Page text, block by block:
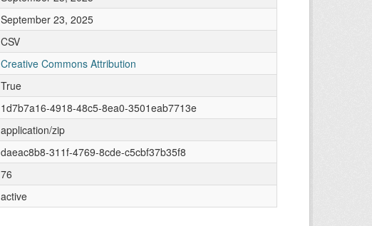
September 23, 2025
CSV
Creative Commons Attribution
True
1d7b7a16-4918-48c5-8ea0-3501eab7713e
application/zip
daeac8b8-311f-4769-8cde-c5cbf37b35f8
76
active